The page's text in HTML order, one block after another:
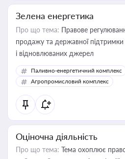
Зелена енергетика
Про що тема: Правове
продажу та державної підтримки
і відновлюваних джерел
Паливно-енергетичний комплекс
Агропромисловий комплекс
Оціночна діяльність
Про що тема: Тема охоплює